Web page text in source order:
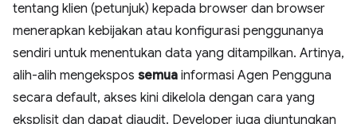
tentang klien (petunjuk) kepada browser dan browser
menerapkan kebijakan atau konfigurasi penggunanya
sendiri untuk menentukan data yang ditampilkan. Artinya,
alih-alih mengekspos semua informasi Agen Pengguna
secara default, akses kini dikelola dengan cara yang
eksplisit dan dapat diaudit. Developer juga diuntungkan